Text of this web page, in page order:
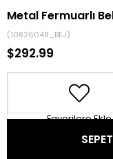
Metal Fermuarlı
(10826048_BEJ)
$292.99
Favorilere Ekle